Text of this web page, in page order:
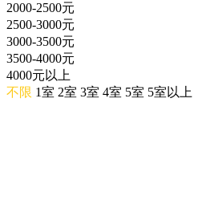
2000-2500元
2500-3000元
3000-3500元
3500-4000元
4000元以上
不限 1室 2室 3室 4室 5室 5室以上